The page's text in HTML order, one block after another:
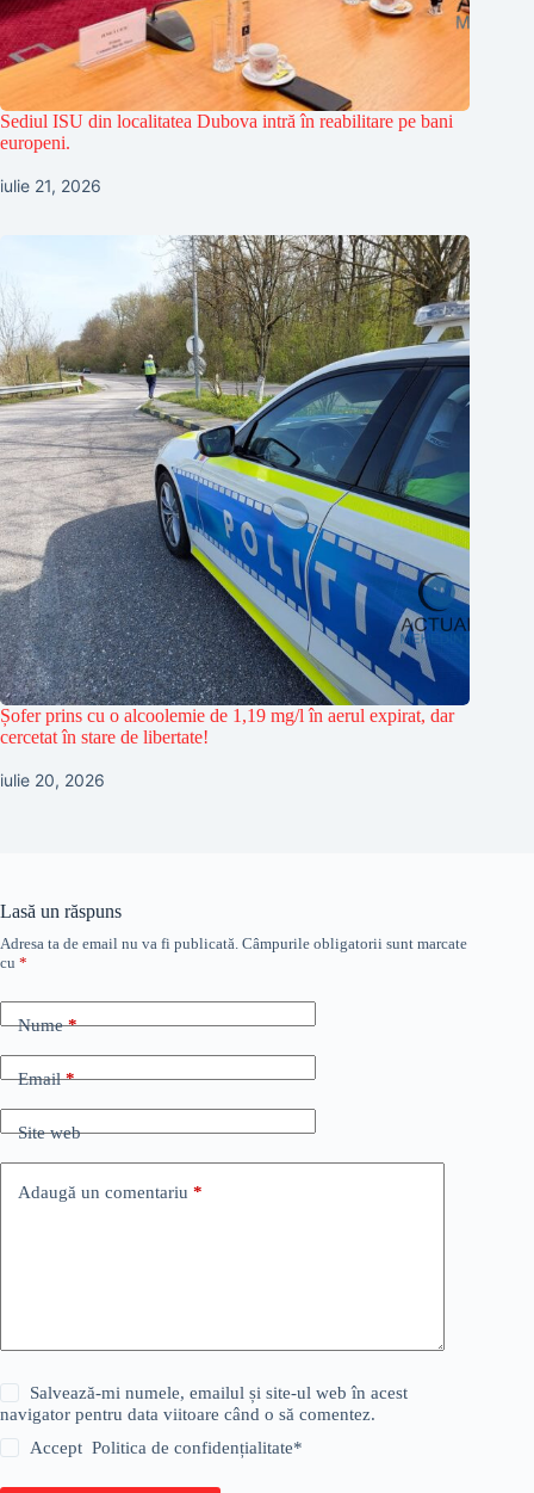
Sediul ISU din localitatea Dubova intră în reabilitare pe bani
europeni.
iulie 21, 2026
Șofer prins cu o alcoolemie de 1,19 mg/l în aerul expirat, dar
cercetat în stare de libertate!
iulie 20, 2026
Lasă un răspuns
Adresa ta de email nu va fi publicată. Câmpurile obligatorii sunt marcate
cu *
Nume*
Email*
Site web
Adaugă un comentariu *
Salvează-mi numele, emailul și site-ul web în acest
navigator pentru data viitoare când o să comentez.
AcceptPolitica de confidențialitate*